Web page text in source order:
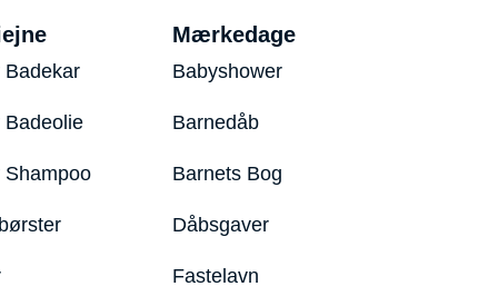
Badekar
Badeolie
Shampoo
Mærkedage
Babyshower
Barnedåb
Barnets Bog
Dåbsgaver
Fastelavn